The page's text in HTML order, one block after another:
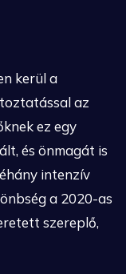
kerül a
az
ez egy
és önmagát is
intenzív
a 2020-as
szereplő,